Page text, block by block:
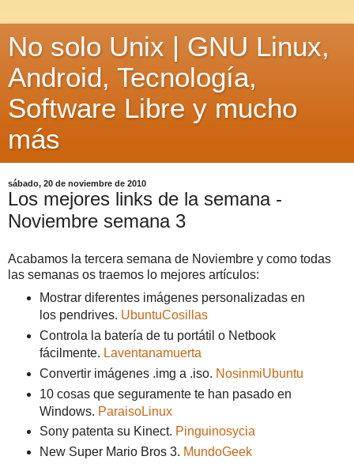
No solo Unix | GNU Linux,
Android, Tecnología,
Software Libre y mucho
más
sábado, 20 de noviembre de 2010
Los mejores links de la semana -
Noviembre semana 3
Acabamos la tercera semana de Noviembre y como todas
las semanas os traemos lo mejores artículos:
Mostrar diferentes imágenes personalizadas en
los pendrives. UbuntuCosillas
Controla la batería de tu portátil o Netbook
fácilmente. Laventanamuerta
Convertir imágenes .img a .iso. NosinmiUbuntu
10 cosas que seguramente te han pasado en
Windows. ParaisoLinux
Sony patenta su Kinect. Pinguinosycia
New Super Mario Bros 3. MundoGeek